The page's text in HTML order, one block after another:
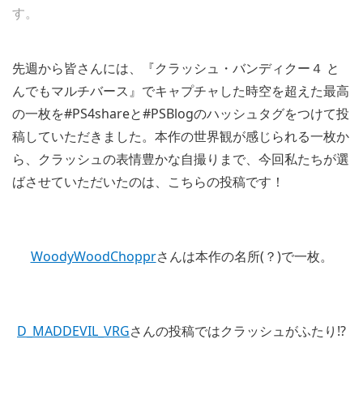
す。
先週から皆さんには、『クラッシュ・バンディクー４ と
んでもマルチバース』でキャプチャした時空を超えた最高
の一枚を#PS4shareと#PSBlogのハッシュタグをつけて投
稿していただきました。本作の世界観が感じられる一枚か
ら、クラッシュの表情豊かな自撮りまで、今回私たちが選
ばさせていただいたのは、こちらの投稿です！
WoodyWoodChopprさんは本作の名所(？)で一枚。
D_MADDEVIL_VRGさんの投稿ではクラッシュがふたり!?